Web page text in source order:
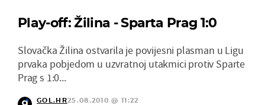
Play-off: Žilina - Sparta Prag 1:0
Slovačka Žilina ostvarila je povijesni plasman u Ligu
prvaka pobjedom u uzvratnoj utakmici protiv Sparte
Prag s 1:0...
GOL.HR25.08.2010 @ 11:22